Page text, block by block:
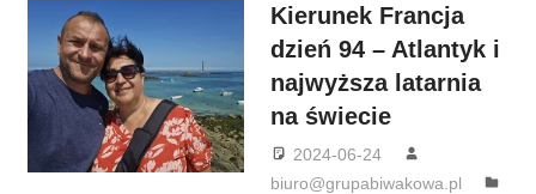
Kierunek Francja
dzień 94 – Atlantyk i
najwyższa latarnia
na świecie
2024-06-24
biuro@grupabiwakowa.pl